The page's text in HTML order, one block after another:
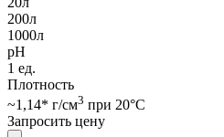
200л
1000л
pH
1 ед.
Плотность
~1,14* г/см3 при 20°С
Запросить цену